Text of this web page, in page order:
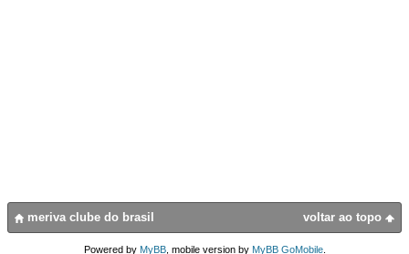
voltar ao topo
meriva clube do brasil
Powered by MyBB, mobile version by MyBB GoMobile.